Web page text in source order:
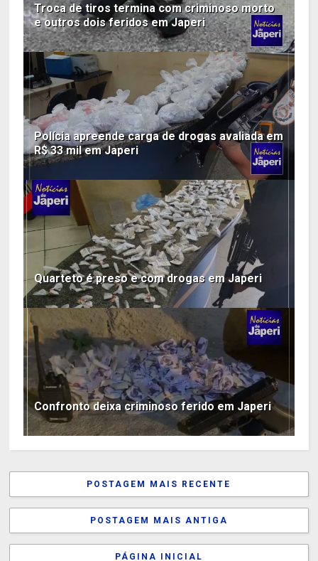
Troca de tiros termina com criminoso morto
e outros dois feridos em Japeri
Polícia apreende carga de drogas avaliada em
R$ 33 mil em Japeri
Quarteto é preso e com drogas em Japeri
Confronto deixa criminoso ferido em Japeri
POSTAGEM MAIS RECENTE
POSTAGEM MAIS ANTIGA
PÁGINA INICIAL